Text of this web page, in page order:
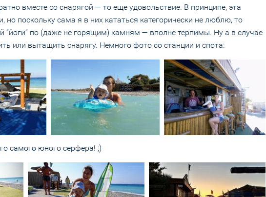
вместе со снарягой — то еще удовольствие. В принципе, эта
поскольку сама я в них кататься категорически не люблю, то
“йоги” по (даже не горящим) камням — вполне терпимы. Ну а в случае
или вытащить снарягу. Немного фото со станции и спота:
самого юного серфера! ;)